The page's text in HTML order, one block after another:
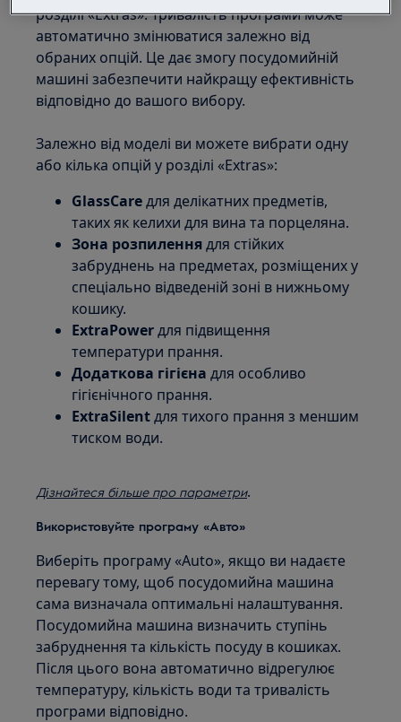
розділі «Extras». Тривалість програми може
автоматично змінюватися залежно від
обраних опцій. Це дає змогу посудомийній
машині забезпечити найкращу ефективність
відповідно до вашого вибору.
Залежно від моделі ви можете вибрати одну
або кілька опцій у розділі «Extras»:
GlassCareдля делікатних предметів,
таких як келихи для вина та порцеляна.
Зона розпиленнядля стійких
забруднень на предметах, розміщених у
спеціально відведеній зоні в нижньому
кошику.
ExtraPowerдля підвищення
температури прання.
Додаткова гігієна для особливо
гігієнічного прання.
ExtraSilentдля тихого прання з меншим
тиском води.
Дізнайтеся більше про параметри.
Використовуйте програму «Авто»
Виберіть програму «Auto», якщо ви надаєте
перевагу тому, щоб посудомийна машина
сама визначала оптимальні налаштування.
Посудомийна машина визначить ступінь
забруднення та кількість посуду в кошиках.
Після цього вона автоматично відрегулює
температуру, кількість води та тривалість
програми відповідно.